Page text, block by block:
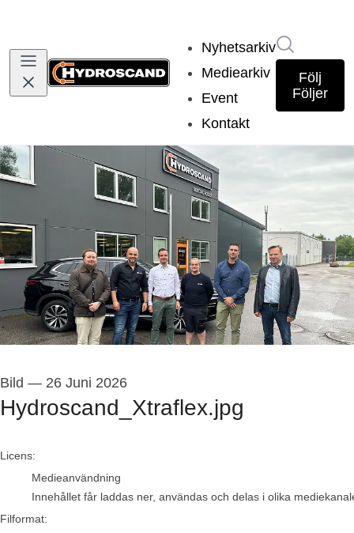
Nyhetsarkiv
Mediearkiv
Event
Kontakt
Följ
Följer
Bild — 26 Juni 2026
Hydroscand_Xtraflex.jpg
go to media item
Licens:
Medieanvändning
Innehållet får laddas ner, användas och delas i olika
Filformat: